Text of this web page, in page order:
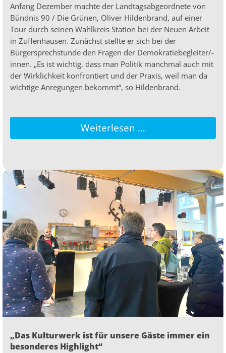
Anfang Dezember machte der Landtagsabgeordnete von
Bündnis 90 / Die Grünen, Oliver Hildenbrand, auf einer
Tour durch seinen Wahlkreis Station bei der Neuen Arbeit
in Zuffenhausen. Zunächst stellte er sich bei der
Bürgersprechstunde den Fragen der Demokratiebegleiter/-
innen. „Es ist wichtig, dass man Politik manchmal auch mit
der Wirklichkeit konfrontiert und der Praxis, weil man da
wichtige Anregungen bekommt“, so Hildenbrand.
Weiterlesen …
„Das Kulturwerk ist für unsere Gäste immer ein
besonderes Highlight“